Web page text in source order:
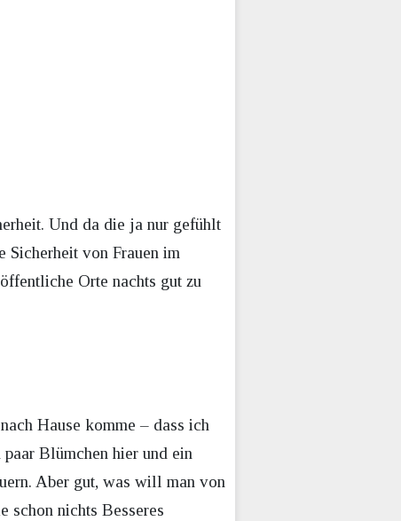
Und da die ja nur gefühlt
Sicherheit von Frauen im
Orte nachts gut zu
Hause komme – dass ich
Blümchen hier und ein
Aber gut, was will man von
schon nichts Besseres